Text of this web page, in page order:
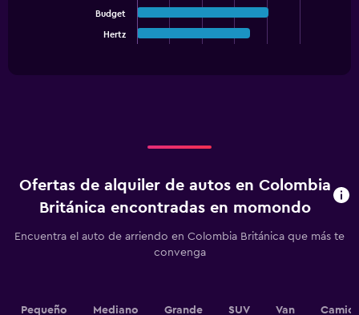
The
chart
1
Range:
Budget
Hertz
Ofertas de alquiler de autos en Colombia
Británica encontradas en momondo
Encuentra el auto de arriendo en Colombia Británica que más te
convenga
Pequeño Mediano Grande SUV Van